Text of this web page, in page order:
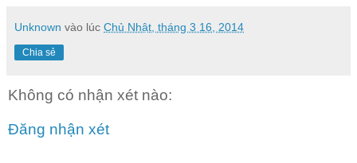
Unknown vào lúc Chủ Nhật, tháng 3 16, 2014
Chia sẻ
Không có nhận xét nào:
Đăng nhận xét